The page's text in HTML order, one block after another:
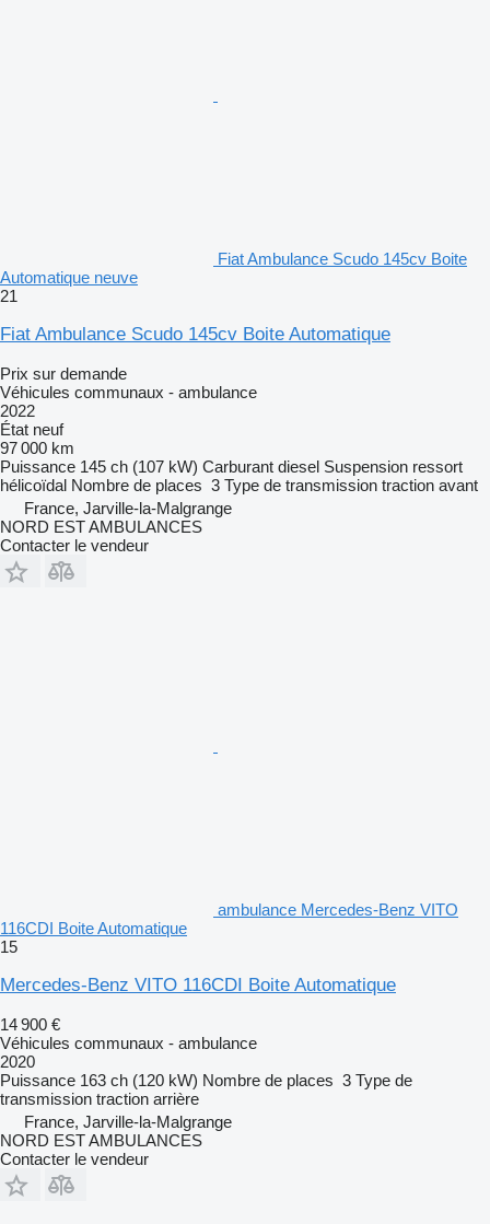
Fiat Ambulance Scudo 145cv Boite
Automatique neuve
21
Fiat Ambulance Scudo 145cv Boite Automatique
Prix sur demande
Véhicules communaux - ambulance
2022
État neuf
97 000 km
Puissance 145 ch (107 kW) Carburant diesel Suspension ressort
hélicoïdal Nombre de places 3 Type de transmission traction avant
France, Jarville-la-Malgrange
NORD EST AMBULANCES
Contacter le vendeur
ambulance Mercedes-Benz VITO
116CDI Boite Automatique
15
Mercedes-Benz VITO 116CDI Boite Automatique
14 900 €
Véhicules communaux - ambulance
2020
Puissance 163 ch (120 kW) Nombre de places 3 Type de
transmission traction arrière
France, Jarville-la-Malgrange
NORD EST AMBULANCES
Contacter le vendeur